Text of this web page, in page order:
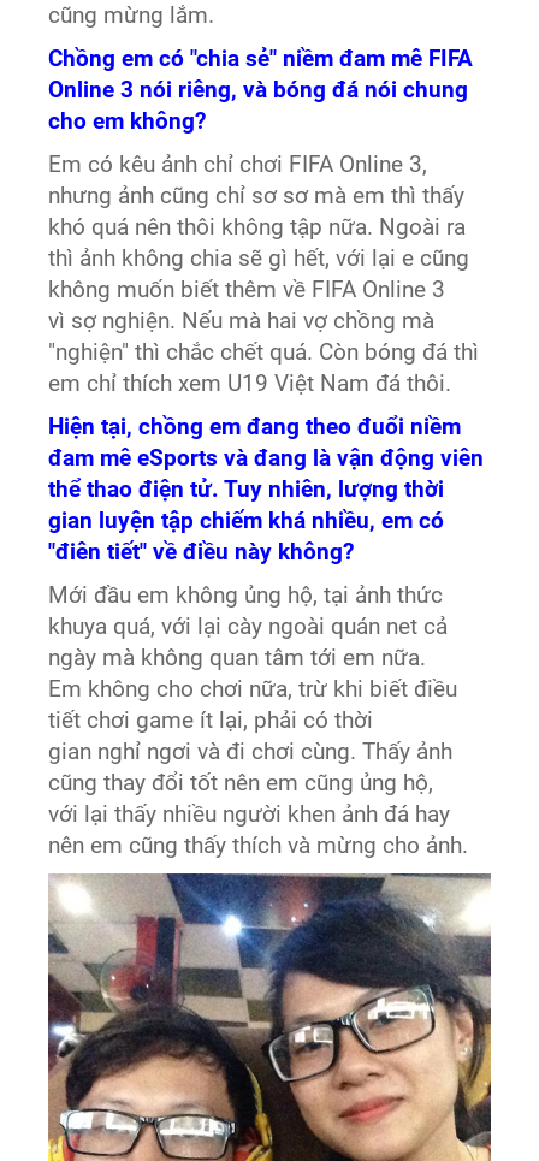
cũng mừng lắm.
Chồng em có "chia sẻ" niềm đam mê FIFA
Online 3 nói riêng, và bóng đá nói chung
cho em không?
Em có kêu ảnh chỉ chơi FIFA Online 3,
nhưng ảnh cũng chỉ sơ sơ mà em thì thấy
khó quá nên thôi không tập nữa. Ngoài ra
thì ảnh không chia sẽ gì hết, với lại e cũng
không muốn biết thêm về FIFA Online 3
vì sợ nghiện. Nếu mà hai vợ chồng mà
"nghiện" thì chắc chết quá. Còn bóng đá thì
em chỉ thích xem U19 Việt Nam đá thôi.
Hiện tại, chồng em đang theo đuổi niềm
đam mê eSports và đang là vận động viên
thể thao điện tử. Tuy nhiên, lượng thời
gian luyện tập chiếm khá nhiều, em có
"điên tiết" về điều này không?
Mới đầu em không ủng hộ, tại ảnh thức
khuya quá, với lại cày ngoài quán net cả
ngày mà không quan tâm tới em nữa.
Em không cho chơi nữa, trừ khi biết điều
tiết chơi game ít lại, phải có thời
gian nghỉ ngơi và đi chơi cùng. Thấy ảnh
cũng thay đổi tốt nên em cũng ủng hộ,
với lại thấy nhiều người khen ảnh đá hay
nên em cũng thấy thích và mừng cho ảnh.